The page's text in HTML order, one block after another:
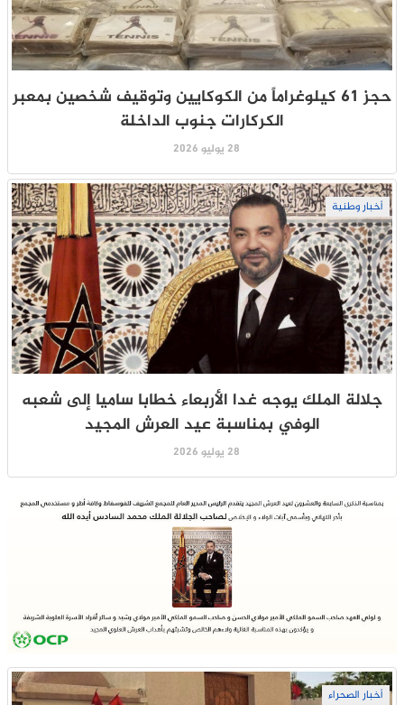
حجز 61 كيلوغراماً من الكوكايين وتوقيف شخصين بمعبر
الكركارات جنوب الداخلة
28 يوليو 2026
أخبار وطنية
جلالة الملك يوجه غدا الأربعاء خطابا ساميا إلى شعبه
الوفي بمناسبة عيد العرش المجيد
28 يوليو 2026
أخبار الصحراء